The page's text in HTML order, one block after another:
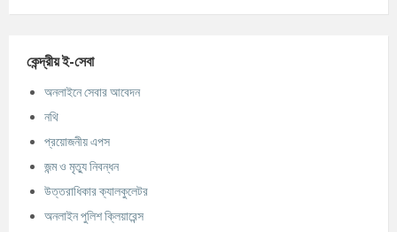
কেন্দ্রীয় ই-সেবা
অনলাইনে সেবার আবেদন
নথি
প্রয়োজনীয় এপস
জন্ম ও মৃত্যু নিবন্ধন
উত্তরাধিকার ক্যালকুলেটর
অনলাইন পুলিশ ক্লিয়ারেন্স